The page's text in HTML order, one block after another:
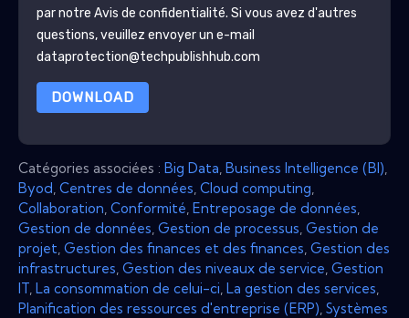
par notre Avis de confidentialité. Si vous avez d'autres
questions, veuillez envoyer un e-mail
dataprotection@techpublishhub.com
DOWNLOAD
Catégories associées : Big Data Business Intelligence (BI)
Byod Centres de données Cloud computing
Collaboration Conformité Entreposage de données
Gestion de données Gestion de processus Gestion de
projet Gestion des finances et des finances Gestion des
infrastructures Gestion des niveaux de service Gestion
IT La consommation de celui-ci La gestion des services
Planification des ressources d'entreprise (ERP) Systèmes